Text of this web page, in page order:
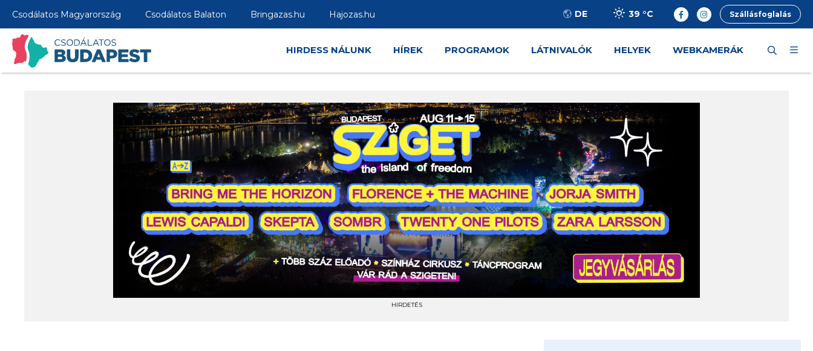
Csodálatos Magyarország Csodálatos Balaton Bringazas.hu Hajozas.hu DE 39 °C Szállásfoglalás
HIRDESS NÁLUNK HÍREK PROGRAMOK LÁTNIVALÓK HELYEK WEBKAMERÁK
HIRDETÉS